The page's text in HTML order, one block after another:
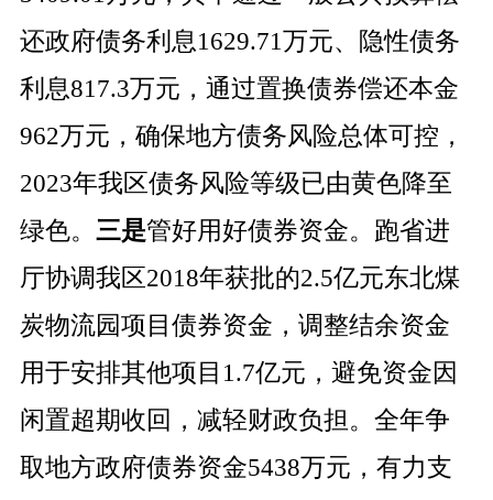
还政府债务利息1629.71万元、隐性债务
利息817.3万元，通过置换债券偿还本金
962万元，确保地方债务风险总体可控，
2023年我区债务风险等级已由黄色降至
绿色。 三是管好用好债券资金。跑省进
厅协调我区2018年获批的2.5亿元东北煤
炭物流园项目债券资金，调整结余资金
用于安排其他项目 1.7亿元，避免资金因
闲置超期收回，减轻财政负担。 全年争
取地方政府债券资金5438万元，有力支